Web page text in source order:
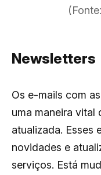
(Fonte:
Newsletters
Os e-mails com
uma maneira vital
atualizada. Esses
novidades e
serviços. Está